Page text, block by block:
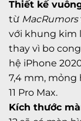
Thiết kế
từ MacRumors
với khung kim
thay vì bo
hệ iPhone
7,4 mm, mỏng
11 Pro Max.
Kích thước